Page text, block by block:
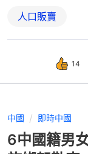
人口販賣
14
中國 即時中國
6中國籍男